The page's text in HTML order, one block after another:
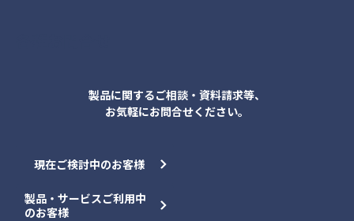
製品に関するご相談・資料請求等、
お気軽にお問合せください。
現在ご検討中のお客様
製品・サービスご利用中
のお客様